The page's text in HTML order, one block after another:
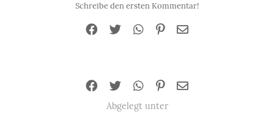
Schreibe den ersten Kommentar!
Abgelegt unter